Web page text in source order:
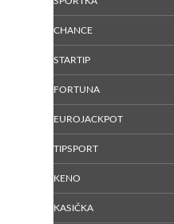
CHANCE
STARTIP
FORTUNA
EUROJACKPOT
TIPSPORT
KENO
KASIČKA